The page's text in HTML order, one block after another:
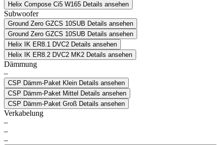
Helix Compose Ci5 W165 Details ansehen
Subwoofer
Ground Zero GZCS 10SUB Details ansehen
Ground Zero GZCS 10SUB Details ansehen
Helix IK ER8.1 DVC2 Details ansehen
Helix IK ER8.2 DVC2 MK2 Details ansehen
Dämmung
–
CSP Dämm-Paket Klein Details ansehen
CSP Dämm-Paket Mittel Details ansehen
CSP Dämm-Paket Groß Details ansehen
Verkabelung
–
–
–